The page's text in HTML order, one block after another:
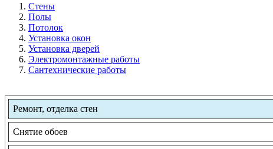
Стены
Полы
Потолок
Установка окон
Установка дверей
Электромонтажные работы
Сантехнические работы
Ремонт, отделка стен
Снятие обоев